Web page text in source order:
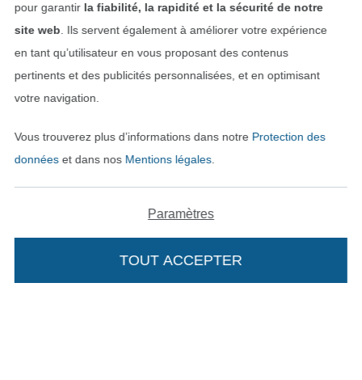
Trouvez plus d’idées
Nederlands
Passer à la boutique
Français
Passer à la
pour garantir la fiabilité, la rapidité et la sécurité de notre
site web . Ils servent également à améliorer votre expérience
en tant qu’utilisateur en vous proposant des contenus
pertinents et des publicités personnalisées, et en optimisant
votre navigation.
Vous trouverez plus d’informations dans notre Protection des
donnéeset dans nos Mentions légales.
Paramètres
TOUT ACCEPTER